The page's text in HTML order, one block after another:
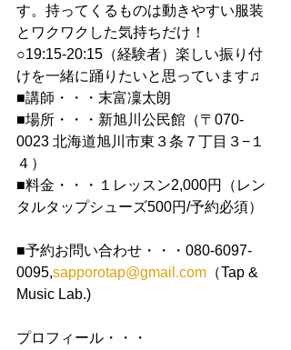
す。持ってくるものは動きやすい服装
とワクワクした気持ちだけ！
○19:15-20:15（経験者）楽しい振り付
けを一緒に踊りたいと思っています♫
■講師・・・末富凜太朗
■場所・・・新旭川公民館（〒070-
0023 北海道旭川市東３条７丁目３−１
４）
■料金・・・１レッスン2,000円（レン
タルタップシューズ500円/予約必須）
■予約お問い合わせ・・・080-6097-
0095,sapporotap@gmail.com （Tap &
Music Lab.)
プロフィール・・・